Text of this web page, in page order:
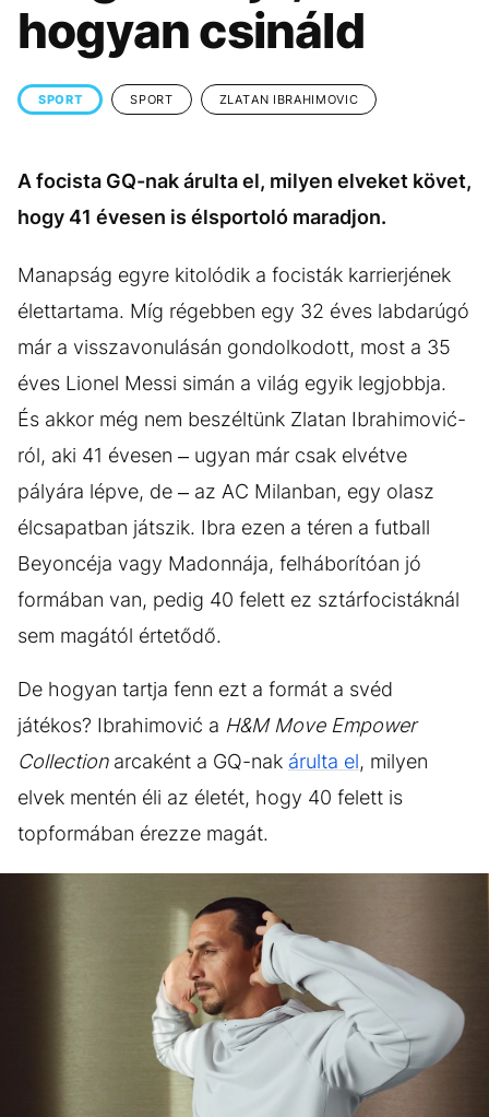
KÖZÉLET UTAZÁS
ÉLETMÓD DESIGN
BESZÉLGETÉSEK ARCOK
GASZTRO
hogyan csináld
SPORT SPORT ZLATAN IBRAHIMOVIC
A focista GQ-nak árulta el, milyen elveket követ,
hogy 41 évesen is élsportoló maradjon.
Manapság egyre kitolódik a focisták karrierjének
élettartama. Míg régebben egy 32 éves labdarúgó
már a visszavonulásán gondolkodott, most a 35
éves Lionel Messi simán a világ egyik legjobbja.
És akkor még nem beszéltünk Zlatan Ibrahimović-
ról, aki 41 évesen – ugyan már csak elvétve
pályára lépve, de – az AC Milanban, egy olasz
élcsapatban játszik. Ibra ezen a téren a futball
Beyoncéja vagy Madonnája, felháborítóan jó
formában van, pedig 40 felett ez sztárfocistáknál
sem magától értetődő.
De hogyan tartja fenn ezt a formát a svéd
játékos? Ibrahimović a H&M Move Empower
Collection arcaként a GQ-nak árulta el, milyen
elvek mentén éli az életét, hogy 40 felett is
topformában érezze magát.